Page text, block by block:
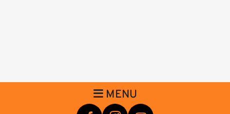
MENU